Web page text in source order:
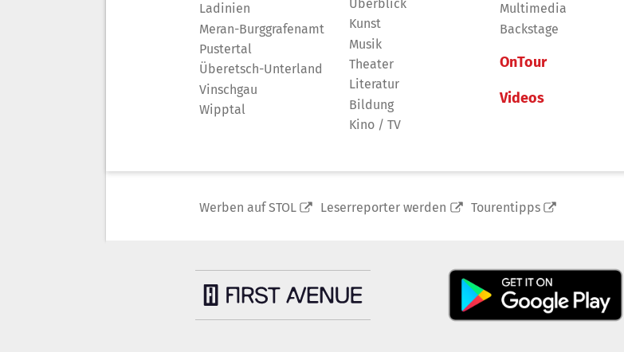
Ladinien
Meran-Burggrafenamt
Pustertal
Überetsch-Unterland
Vinschgau
Wipptal
Überblick
Kunst
Musik
Theater
Literatur
Bildung
Kino / TV
Multimedia
Backstage
OnTour
Videos
Werben auf STOL Leserreporter werden Tourentipps